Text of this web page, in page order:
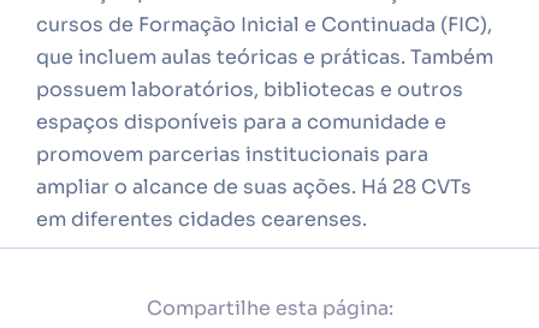
cursos de Formação Inicial e Continuada (FIC),
que incluem aulas teóricas e práticas. Também
possuem laboratórios, bibliotecas e outros
espaços disponíveis para a comunidade e
promovem parcerias institucionais para
ampliar o alcance de suas ações. Há 28 CVTs
em diferentes cidades cearenses.
Compartilhe esta página: